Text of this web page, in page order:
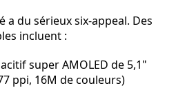
a du sérieux six-appeal. Des
incluent :
super AMOLED de 5,1"
ppi, 16M de couleurs)